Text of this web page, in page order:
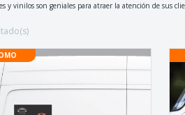
Calendarios
y vinilos son geniales para atraer la atención de sus